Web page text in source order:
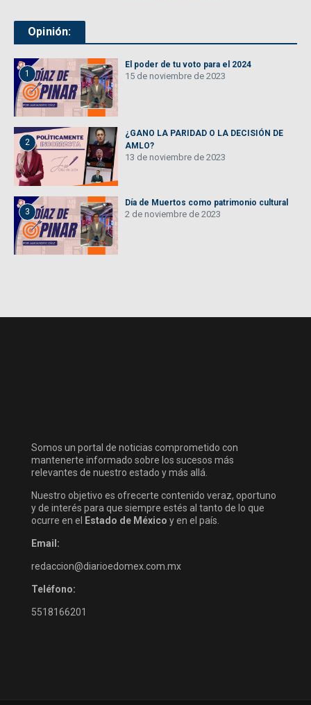
Opinión:
1
El poder de tu voto para el 2024
15 de noviembre de 2023
2
¿GANO LA PARIDAD O LA DECISIÓN DE
AMLO?
13 de noviembre de 2023
3
Día de Muertos como patrimonio cultural
2 de noviembre de 2023
Somos un portal de noticias comprometido con
mantenerte informado sobre los sucesos más
relevantes de nuestro estado y más allá.
Nuestro objetivo es ofrecerte contenido veraz, oportuno
y de interés para que siempre estés al tanto de lo que
ocurre en el
Estado de México y en el país.
Email:
redaccion@diarioedomex.com.mx
Teléfono:
5518166201